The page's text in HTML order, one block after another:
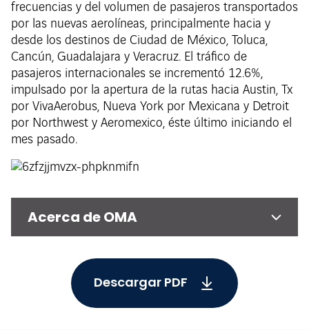
frecuencias y del volumen de pasajeros transportados
por las nuevas aerolíneas, principalmente hacia y
desde los destinos de Ciudad de México, Toluca,
Cancún, Guadalajara y Veracruz. El tráfico de
pasajeros internacionales se incrementó 12.6%,
impulsado por la apertura de la rutas hacia Austin, Tx
por VivaAerobus, Nueva York por Mexicana y Detroit
por Northwest y Aeromexico, éste último iniciando el
mes pasado.
Acerca de OMA
Descargar PDF